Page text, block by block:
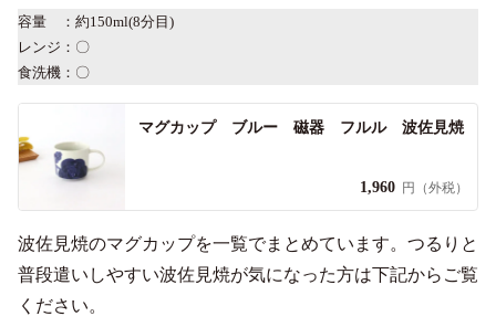
容量 ：約150ml(8分目)
レンジ：〇
食洗機：〇
マグカップ ブルー 磁器 フルル 波佐見焼
1,960 円（外税）
波佐見焼のマグカップを一覧でまとめています。つるりと
普段遣いしやすい波佐見焼が気になった方は下記からご覧
ください。